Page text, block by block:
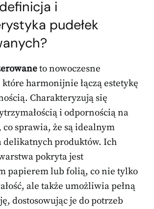
i
pudełek
to nowoczesne
harmonijnie łączą estetykę
Charakteryzują się
i odpornością na
co sprawia, że są idealnym
delikatnych produktów. Ich
pokryta jest
papierem lub folią, co nie tylko
ale także umożliwia pełną
dostosowując je do potrzeb